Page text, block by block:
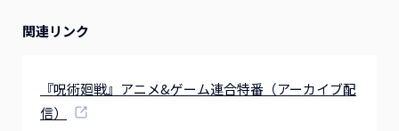
関連リンク
『呪術廻戦』アニメ&ゲーム連合特番（アーカイブ配
信）